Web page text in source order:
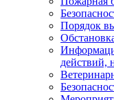
Порядок
действий,